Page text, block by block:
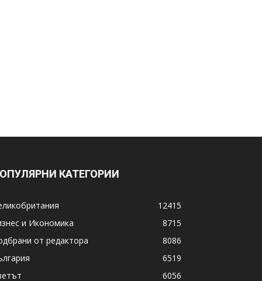
КАТЕГОРИИ
12415
и Икономика
8715
от редактора
8086
6519
6056